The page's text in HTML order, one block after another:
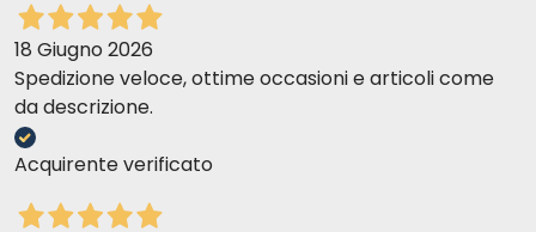
18 Giugno 2026
Spedizione veloce, ottime occasioni e articoli come
da descrizione.
Acquirente verificato